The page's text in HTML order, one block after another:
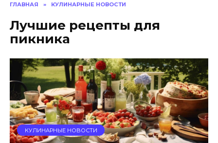
ГЛАВНАЯ » КУЛИНАРНЫЕ НОВОСТИ
Лучшие рецепты для
пикника
КУЛИНАРНЫЕ НОВОСТИ